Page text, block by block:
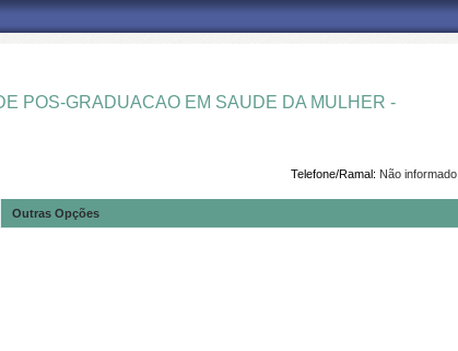
POS-GRADUACAO EM SAUDE DA MULHER -
Telefone/Ramal: Não informado
Outras Opções